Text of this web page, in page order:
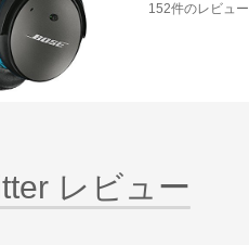
152件のレビュー
レビュー